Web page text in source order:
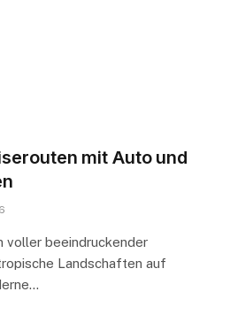
mit Auto und
voller beeindruckender
Landschaften auf